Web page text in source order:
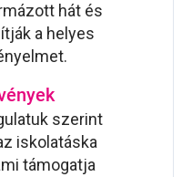
hát és
a helyes
szerint
iskolatáska
támogatja